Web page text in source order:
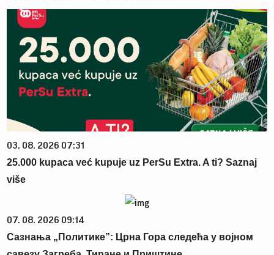
03. 08. 2026 07:31
25.000 kupaca već kupuje uz PerSu Extra. A ti? Saznaj
više
07. 08. 2026 09:14
Сазнања „Политике”: Црна Гора следећа у војном